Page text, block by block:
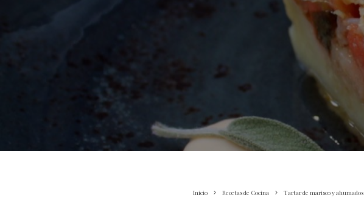
Inicio Recetas de Cocina Tartar de marisco y ahumados